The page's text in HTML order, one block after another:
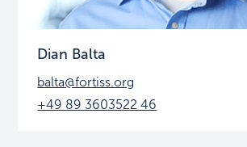
Dian Balta
balta@fortiss.org
+49 89 3603522 46